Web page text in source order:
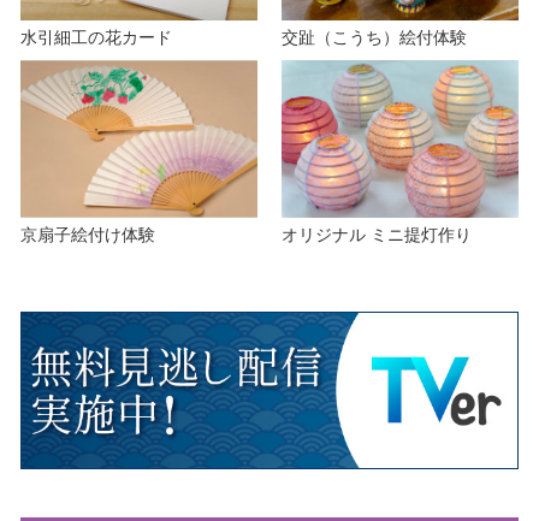
水引細工の花カード 交趾（こうち）絵付体験
京扇子絵付け体験 オリジナル ミニ提灯作り